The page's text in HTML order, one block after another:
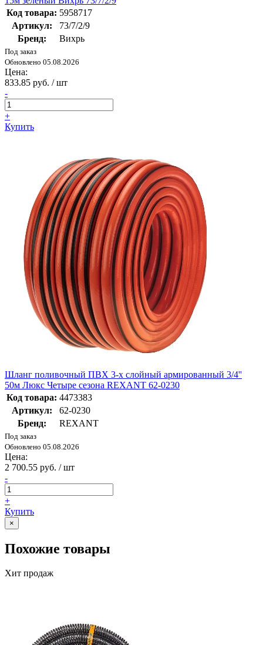
Код товара: 5958717
Артикул:
73/7/2/9
Бренд:
Вихрь
Под заказ
Обновлено 05.08.2026
Цена:
833.85 руб. / шт
-
+
Купить
Шланг поливочный ПВХ 3-х слойный армированный 3/4''
50м Люкс Четыре сезона REXANT 62-0230
Код товара: 4473383
Артикул:
62-0230
Бренд:
REXANT
Под заказ
Обновлено 05.08.2026
Цена:
2 700.55 руб. / шт
-
+
Купить
×
Похожие товары
Хит продаж